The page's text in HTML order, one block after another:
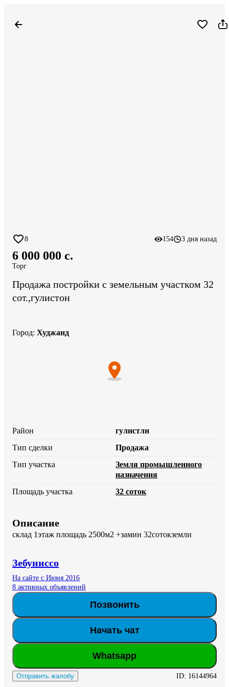
8 154 3 дня назад
6 000 000 c.
Торг
Продажа постройки с земельным участком 32
сот.,гулистон
Город: Худжанд
Район
гулистлн
Тип сделки
Продажа
Тип участка
Земля промышленного
назначения
Площадь участка
32 соток
Описание
склад 1этаж площадь 2500м2 +замин 32сотокземли
Зебуниссо
На сайте с Июня 2016
8 активных объявлений
Позвонить
Начать чат
Whatsapp
Отправить жалобу ID: 16144964